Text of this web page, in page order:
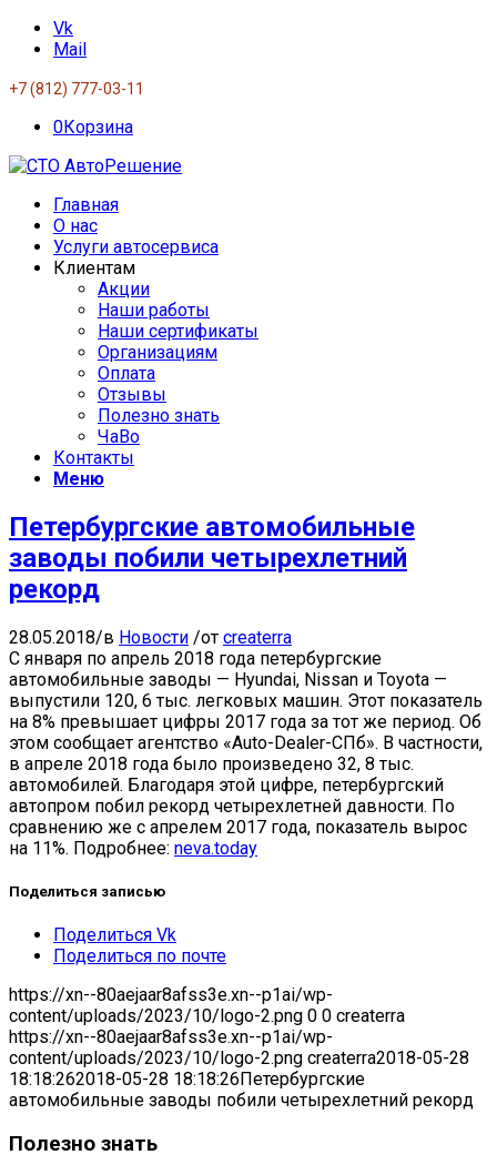
Vk
Mail
+7 (812) 777-03-11
0Корзина
Главная
О нас
Услуги автосервиса
Клиентам
Акции
Наши работы
Наши сертификаты
Организациям
Оплата
Отзывы
Полезно знать
ЧаВо
Контакты
Меню
Петербургские автомобильные
заводы побили четырехлетний
рекорд
28.05.2018/в Новости /от createrra
С января по апрель 2018 года петербургские
автомобильные заводы — Hyundai, Nissan и Toyota —
выпустили 120, 6 тыс. легковых машин. Этот показатель
на 8% превышает цифры 2017 года за тот же период. Об
этом сообщает агентство «Auto-Dealer-СПб». В частности,
в апреле 2018 года было произведено 32, 8 тыс.
автомобилей. Благодаря этой цифре, петербургский
автопром побил рекорд четырехлетней давности. По
сравнению же с апрелем 2017 года, показатель вырос
на 11%. Подробнее: neva.today
Поделиться записью
Поделиться Vk
Поделиться по почте
https://xn--80aejaar8afss3e.xn--p1ai/wp-
content/uploads/2023/10/logo-2.png 0 0 createrra
https://xn--80aejaar8afss3e.xn--p1ai/wp-
content/uploads/2023/10/logo-2.png createrra2018-05-28
18:18:262018-05-28 18:18:26 Петербургские
автомобильные заводы побили четырехлетний рекорд
Полезно знать